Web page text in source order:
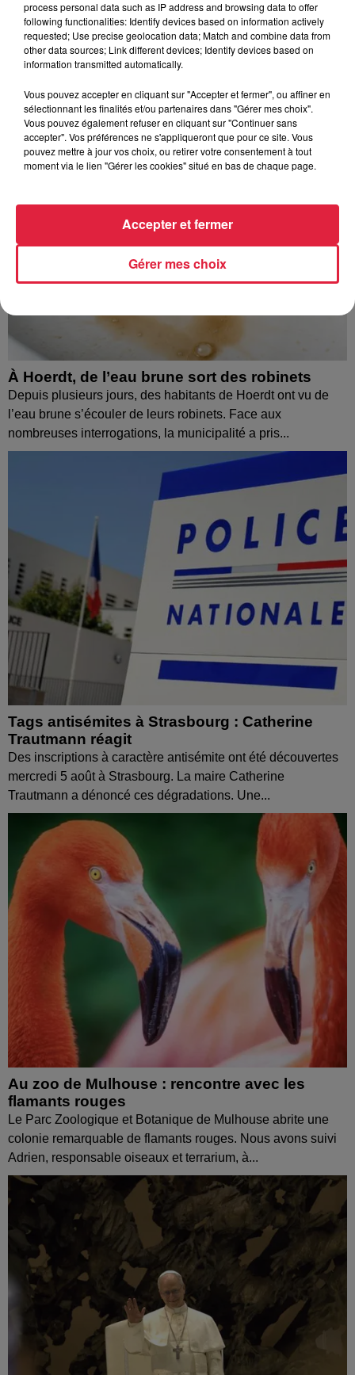
À découvrir également
À Hoerdt, de l’eau brune sort des robinets
Depuis plusieurs jours, des habitants de Hoerdt ont vu de
l’eau brune s’écouler de leurs robinets. Face aux
nombreuses interrogations, la municipalité a pris...
Tags antisémites à Strasbourg : Catherine
Trautmann réagit
Des inscriptions à caractère antisémite ont été découvertes
mercredi 5 août à Strasbourg. La maire Catherine
Trautmann a dénoncé ces dégradations. Une...
Au zoo de Mulhouse : rencontre avec les
flamants rouges
Le Parc Zoologique et Botanique de Mulhouse abrite une
colonie remarquable de flamants rouges. Nous avons suivi
Adrien, responsable oiseaux et terrarium, à...
process personal data such as IP address and browsing data to offer
following functionalities: Identify devices based on information actively
requested; Use precise geolocation data; Match and combine data from
other data sources; Link different devices; Identify devices based on
information transmitted automatically.
Vous pouvez accepter en cliquant sur "Accepter et fermer", ou affiner en
sélectionnant les finalités et/ou partenaires dans "Gérer mes choix".
Vous pouvez également refuser en cliquant sur "Continuer sans
accepter". Vos préférences ne s'appliqueront que pour ce site. Vous
pouvez mettre à jour vos choix, ou retirer votre consentement à tout
moment via le lien "Gérer les cookies" situé en bas de chaque page.
Gérer mes choix
Accepter et fermer